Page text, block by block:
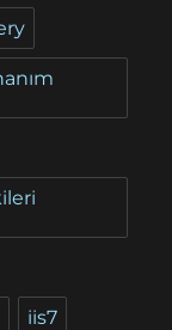
iis7